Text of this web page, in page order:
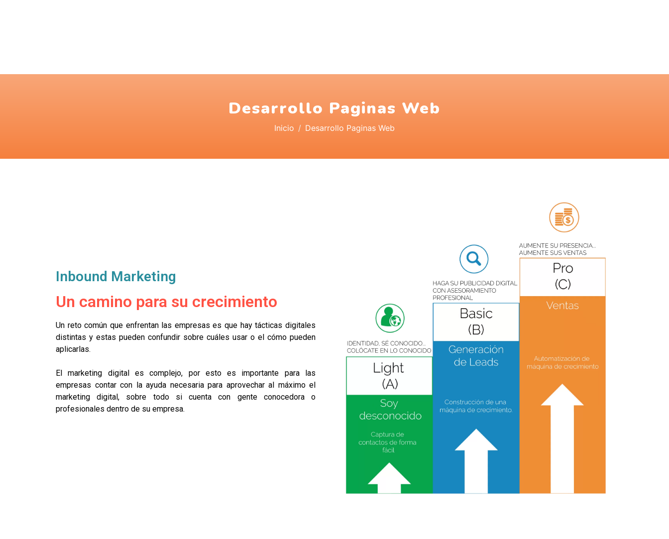
Desarrollo Paginas Web
Inicio Desarrollo Paginas Web
Inbound Marketing
Un camino para su crecimiento
Un reto común que enfrentan las empresas es que hay tácticas digitales
distintas y estas pueden confundir sobre cuáles usar o el cómo pueden
aplicarlas.
El marketing digital es complejo, por esto es importante para las
empresas contar con la ayuda necesaria para aprovechar al máximo el
marketing digital, sobre todo si cuenta con gente conocedora o
profesionales dentro de su empresa.